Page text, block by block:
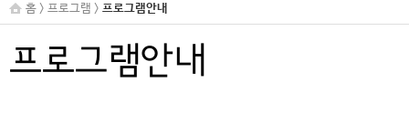
홈 > 프로그램 > 프로그램안내
프로그램안내